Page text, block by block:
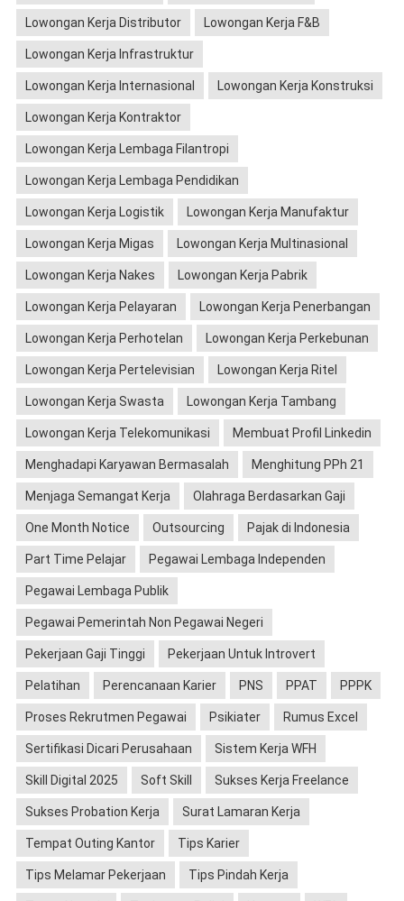
Lowongan Kerja Distributor Lowongan Kerja F&B
Lowongan Kerja Infrastruktur
Lowongan Kerja Internasional Lowongan Kerja Konstruksi
Lowongan Kerja Kontraktor
Lowongan Kerja Lembaga Filantropi
Lowongan Kerja Lembaga Pendidikan
Lowongan Kerja Logistik Lowongan Kerja Manufaktur
Lowongan Kerja Migas Lowongan Kerja Multinasional
Lowongan Kerja Nakes Lowongan Kerja Pabrik
Lowongan Kerja Pelayaran Lowongan Kerja Penerbangan
Lowongan Kerja Perhotelan Lowongan Kerja Perkebunan
Lowongan Kerja Pertelevisian Lowongan Kerja Ritel
Lowongan Kerja Swasta Lowongan Kerja Tambang
Lowongan Kerja Telekomunikasi Membuat Profil Linkedin
Menghadapi Karyawan Bermasalah Menghitung PPh 21
Menjaga Semangat Kerja Olahraga Berdasarkan Gaji
One Month Notice Outsourcing Pajak di Indonesia
Part Time Pelajar Pegawai Lembaga Independen
Pegawai Lembaga Publik
Pegawai Pemerintah Non Pegawai Negeri
Pekerjaan Gaji Tinggi Pekerjaan Untuk Introvert
Pelatihan Perencanaan Karier PNS PPAT PPPK
Proses Rekrutmen Pegawai Psikiater Rumus Excel
Sertifikasi Dicari Perusahaan Sistem Kerja WFH
Skill Digital 2025 Soft Skill Sukses Kerja Freelance
Sukses Probation Kerja Surat Lamaran Kerja
Tempat Outing Kantor Tips Karier
Tips Melamar Pekerjaan Tips Pindah Kerja